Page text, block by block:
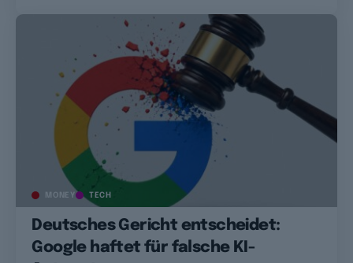
MONEY TECH
Deutsches Gericht entscheidet:
Google haftet für falsche KI-